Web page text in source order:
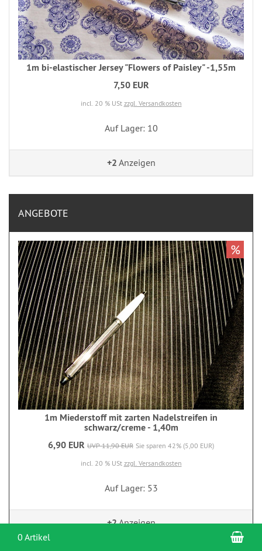
1m bi-elastischer Jersey "Flowers of Paisley" -1,55m
7,50 EUR
incl. 20 % USt zzgl. Versandkosten
Auf Lager: 10
+2 Anzeigen
ANGEBOTE
1m Miederstoff mit zarten Nadelstreifen in
schwarz/creme - 1,40m
6,90 EUR UVP 11,90 EUR Sie sparen 42% (5,00 EUR)
incl. 20 % USt zzgl. Versandkosten
Auf Lager: 53
%
+2Anzeigen
0 Artikel